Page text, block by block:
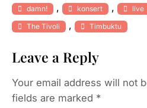
damn! , konsert , live
The Tivoli , Timbuktu
Leave a Reply
Your email address will not
fields are marked *